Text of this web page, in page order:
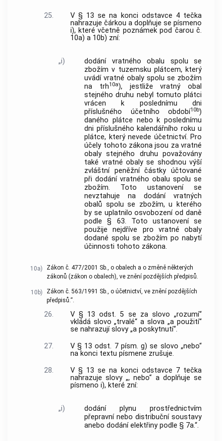
25.
V § 13 se na konci odstavce 4 tečka
nahrazuje čárkou a doplňuje se písmeno
i), které včetně poznámek pod čarou č.
10a) a 10b) zní:
„i)
dodání vratného obalu spolu se
zbožím v tuzemsku plátcem, který
uvádí vratné obaly spolu se zbožím
na trh10a), jestliže vratný obal
stejného druhu nebyl tomuto plátci
vrácen k poslednímu dni
příslušného účetního období10b)
daného plátce nebo k poslednímu
dni příslušného kalendářního roku u
plátce, který nevede účetnictví. Pro
účely tohoto zákona jsou za vratné
obaly stejného druhu považovány
také vratné obaly se shodnou výší
zvláštní peněžní částky účtované
při dodání vratného obalu spolu se
zbožím. Toto ustanovení se
nevztahuje na dodání vratných
obalů spolu se zbožím, u kterého
by se uplatnilo osvobození od daně
podle § 63. Toto ustanovení se
použije nejdříve pro vratné obaly
dodané spolu se zbožím po nabytí
účinnosti tohoto zákona.
10a)
Zákon č. 477/2001 Sb., o obalech a o změně některých
zákonů (zákon o obalech), ve znění pozdějších předpisů.
10b)
Zákon č. 563/1991 Sb., o účetnictví, ve znění pozdějších
předpisů.“.
26.
V § 13 odst. 5 se za slovo „rozumí“
vkládá slovo „trvalé“ a slova „a použití“
se nahrazují slovy „a poskytnutí“.
27.
V § 13 odst. 7 písm. g) se slovo „nebo“
na konci textu písmene zrušuje.
28.
V § 13 se na konci odstavce 7 tečka
nahrazuje slovy „, nebo“ a doplňuje se
písmeno i), které zní:
„i)
dodání plynu prostřednictvím
přepravní nebo distribuční soustavy
anebo dodání elektřiny podle § 7a.“.